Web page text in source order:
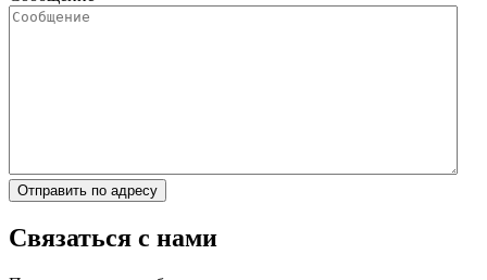
Отправить по адресу
Связаться с нами